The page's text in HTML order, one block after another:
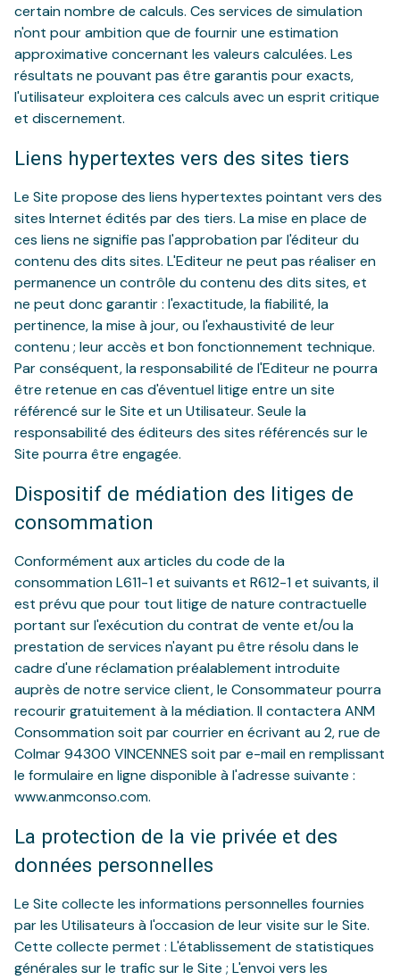
certain nombre de calculs. Ces services de simulation
n'ont pour ambition que de fournir une estimation
approximative concernant les valeurs calculées. Les
résultats ne pouvant pas être garantis pour exacts,
l'utilisateur exploitera ces calculs avec un esprit critique
et discernement.
Liens hypertextes vers des sites tiers
Le Site propose des liens hypertextes pointant vers des
sites Internet édités par des tiers. La mise en place de
ces liens ne signifie pas l'approbation par l'éditeur du
contenu des dits sites. L'Editeur ne peut pas réaliser en
permanence un contrôle du contenu des dits sites, et
ne peut donc garantir : l'exactitude, la fiabilité, la
pertinence, la mise à jour, ou l'exhaustivité de leur
contenu ; leur accès et bon fonctionnement technique.
Par conséquent, la responsabilité de l'Editeur ne pourra
être retenue en cas d'éventuel litige entre un site
référencé sur le Site et un Utilisateur. Seule la
responsabilité des éditeurs des sites référencés sur le
Site pourra être engagée.
Dispositif de médiation des litiges de
consommation
Conformément aux articles du code de la
consommation L611-1 et suivants et R612-1 et suivants, il
est prévu que pour tout litige de nature contractuelle
portant sur l'exécution du contrat de vente et/ou la
prestation de services n'ayant pu être résolu dans le
cadre d'une réclamation préalablement introduite
auprès de notre service client, le Consommateur pourra
recourir gratuitement à la médiation. Il contactera ANM
Consommation soit par courrier en écrivant au 2, rue de
Colmar 94300 VINCENNES soit par e-mail en remplissant
le formulaire en ligne disponible à l'adresse suivante :
www.anmconso.com.
La protection de la vie privée et des
données personnelles
Le Site collecte les informations personnelles fournies
par les Utilisateurs à l'occasion de leur visite sur le Site.
Cette collecte permet : L'établissement de statistiques
générales sur le trafic sur le Site ; L'envoi vers les